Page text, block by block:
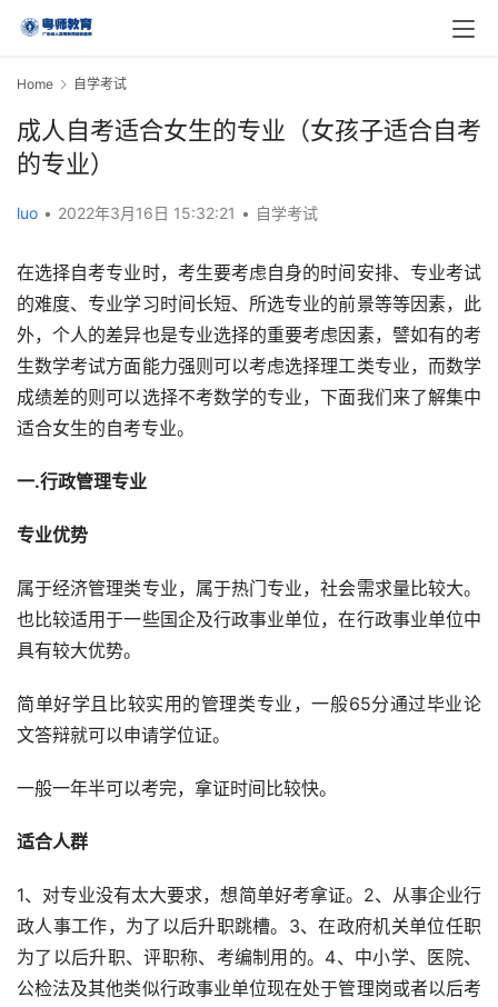
Home 自学考试
成人自考适合女生的专业（女孩子适合自考
的专业）
luo • 2022年3月16日 15:32:21 • 自学考试
在选择自考专业时，考生要考虑自身的时间安排、专业考试
的难度、专业学习时间长短、所选专业的前景等等因素，此
外，个人的差异也是专业选择的重要考虑因素，譬如有的考
生数学考试方面能力强则可以考虑选择理工类专业，而数学
成绩差的则可以选择不考数学的专业，下面我们来了解集中
适合女生的自考专业。
一.行政管理专业
专业优势
属于经济管理类专业，属于热门专业，社会需求量比较大。
也比较适用于一些国企及行政事业单位，在行政事业单位中
具有较大优势。
简单好学且比较实用的管理类专业，一般65分通过毕业论
文答辩就可以申请学位证。
一般一年半可以考完，拿证时间比较快。
适合人群
1、对专业没有太大要求，想简单好考拿证。2、从事企业行
政人事工作，为了以后升职跳槽。3、在政府机关单位任职
为了以后升职、评职称、考编制用的。4、中小学、医院、
公检法及其他类似行政事业单位现在处于管理岗或者以后考